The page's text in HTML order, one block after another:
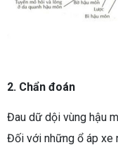
2. Chẩn đoán
Đau dữ dội vùng hậu
Đối với những ổ áp xe